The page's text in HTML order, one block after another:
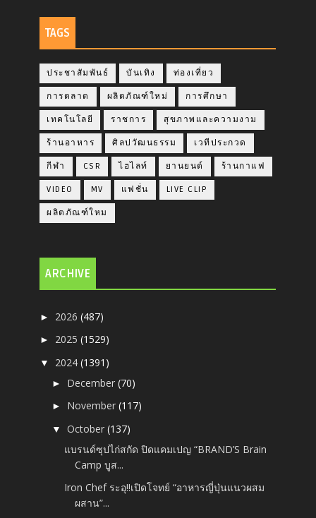
TAGS
ประชาสัมพันธ์ บันเทิง ท่องเที่ยว
การตลาด ผลิตภัณฑ์ใหม่ การศึกษา
เทคโนโลยี ราชการ สุขภาพและความงาม
ร้านอาหาร ศิลปวัฒนธรรม เวทีประกวด
กีฬา CSR ไฮไลท์ ยานยนต์ ร้านกาแฟ
VIDEO MV แฟชั่น LIVE CLIP
ผลิตภัณฑ์ใหม
ARCHIVE
► 2026(487)
► 2025(1529)
▼ 2024(1391)
► December(70)
► November(117)
▼October(137)
แบรนด์ซุปไก่สกัด ปิดแคมเปญ “BRAND’S Brain
Camp บูส...
Iron Chef ระอุ!!เปิดโจทย์ “อาหารญี่ปุ่นแนวผสม
ผสาน”...